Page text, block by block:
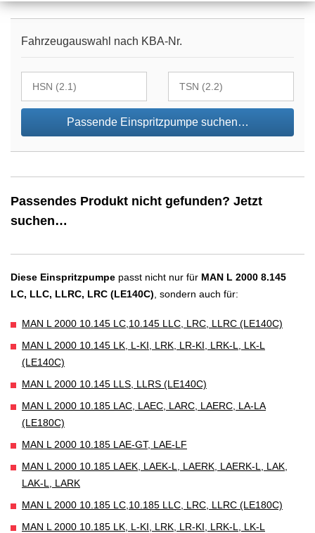
Fahrzeugauswahl nach KBA-Nr.
Passende Einspritzpumpe suchen…
Passendes Produkt nicht gefunden? Jetzt
suchen…
Diese Einspritzpumpe passt nicht nur für MAN L 2000 8.145
LC, LLC, LLRC, LRC (LE140C), sondern auch für:
MAN L 2000 10.145 LC,10.145 LLC, LRC, LLRC (LE140C)
MAN L 2000 10.145 LK, L-KI, LRK, LR-KI, LRK-L, LK-L
(LE140C)
MAN L 2000 10.145 LLS, LLRS (LE140C)
MAN L 2000 10.185 LAC, LAEC, LARC, LAERC, LA-LA
(LE180C)
MAN L 2000 10.185 LAE-GT, LAE-LF
MAN L 2000 10.185 LAEK, LAEK-L, LAERK, LAERK-L, LAK,
LAK-L, LARK
MAN L 2000 10.185 LC,10.185 LLC, LRC, LLRC (LE180C)
MAN L 2000 10.185 LK, L-KI, LRK, LR-KI, LRK-L, LK-L